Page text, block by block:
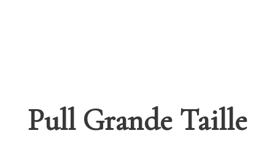
Pull Grande Taille